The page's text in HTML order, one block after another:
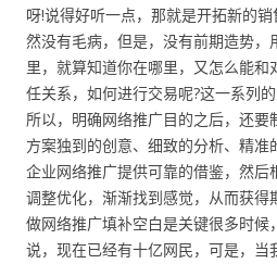
呀!说得好听一点，那就是开拓新的
然没有毛病，但是，没有前期造势，
里，就算知道你在哪里，又怎么能和
任关系，如何进行交易呢?这一系列
所以，明确网络推广目的之后，还
方案独到的创意、细致的分析、精
企业网络推广提供可靠的借鉴，然后
调整优化，渐渐找到感觉，从而获得
做网络推广填补空白是关键很多时候
说，现在已经有十亿网民，可是，当